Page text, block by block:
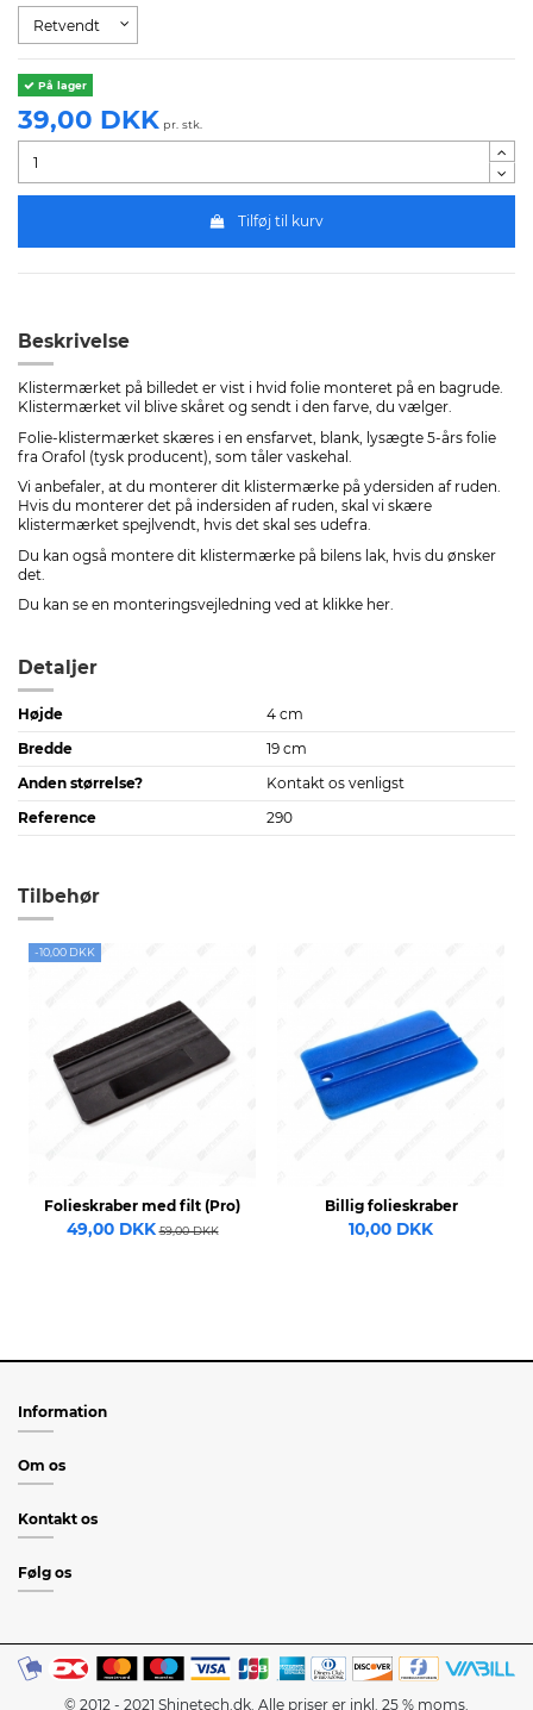
På lager
39,00 DKK pr. stk.
Tilføj til kurv
Beskrivelse
Klistermærket på billedet er vist i hvid folie monteret på en bagrude.
Klistermærket vil blive skåret og sendt i den farve, du vælger.
Folie-klistermærket skæres i en ensfarvet, blank, lysægte 5-års folie
fra Orafol (tysk producent), som tåler vaskehal.
Vi anbefaler, at du monterer dit klistermærke på ydersiden af ruden.
Hvis du monterer det på indersiden af ruden, skal vi skære
klistermærket spejlvendt, hvis det skal ses udefra.
Du kan også montere dit klistermærke på bilens lak, hvis du ønsker
det.
Du kan se en monteringsvejledning ved at klikke her.
Detaljer
Højde
4 cm
Bredde
19 cm
Anden størrelse?
Kontakt os venligst
Reference
290
Tilbehør
-10,00 DKK
Folieskraber med filt (Pro)
49,00 DKK 59,00 DKK
Billig folieskraber
10,00 DKK
Information
Om os
Kontakt os
Følg os
© 2012 - 2021 Shinetech.dk. Alle priser er inkl. 25 % moms.